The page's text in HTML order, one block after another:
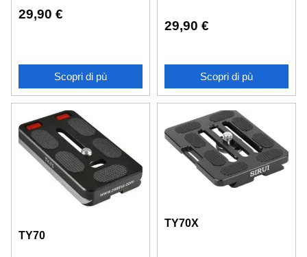
29,90 €
Scopri di pù
29,90 €
Scopri di pù
TY70
TY70X